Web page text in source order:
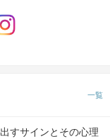
一覧
すサインとその心理